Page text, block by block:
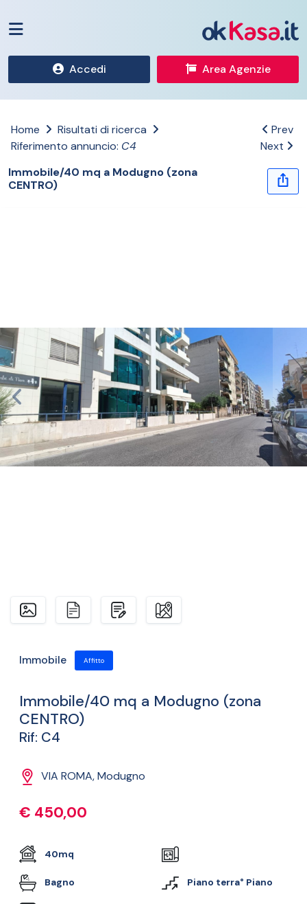
Accedi Area Agenzie
Home
Risultati di ricerca
Riferimento annuncio: C4
Prev
Next
Immobile/40 mq a Modugno (zona
CENTRO)
Previous
Immobile Affitto
Immobile/40 mq a Modugno (zona
CENTRO)
Rif: C4
VIA ROMA, Modugno
€ 450,00
40mq
Bagno Piano terra° Piano